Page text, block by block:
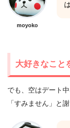
moyoko
大好きなこと
でも、空はデート
「すみません」と